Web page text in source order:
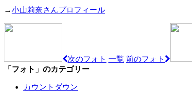
→小山莉奈さんプロフィール
次のフォト 一覧 前のフォト
「フォト」のカテゴリー
カウントダウン